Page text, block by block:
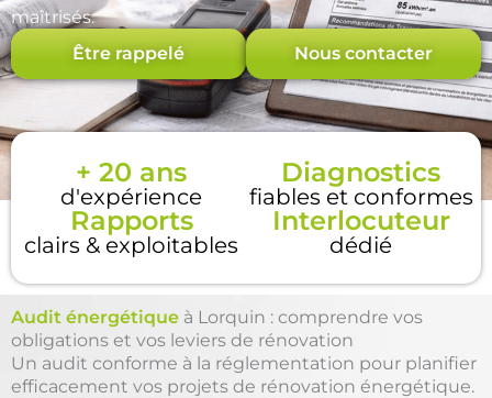
maîtrisés.
Être rappelé Nous contacter
+ 20 ans
d'expérience
Diagnostics
fiables et conformes
Rapports
clairs & exploitables
Interlocuteur
dédié
Audit énergétique à Lorquin : comprendre vos
obligations et vos leviers de rénovation
Un audit conforme à la réglementation pour planifier
efficacement vos projets de rénovation énergétique.